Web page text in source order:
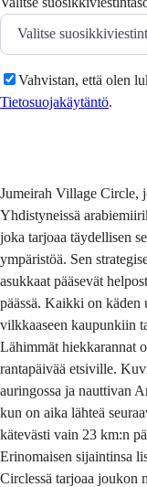
Vahvistan, että olen
Tietosuojakäytäntö.
Jumeirah Village Circle,
Yhdistyneissä
joka tarjoaa täydellisen
ympäristöä. Sen
asukkaat pääsevät
päässä. Kaikki on käden
vilkkaaseen kaupunkiin
Lähimmät hiekkarannat
rantapäivää etsiville.
auringossa ja nauttivan
kun on aika lähteä
kätevästi vain 23 km:n
Erinomaisen sijaintinsa
Circlessä tarjoaa joukon